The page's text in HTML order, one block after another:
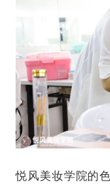
悦风美妆学院的